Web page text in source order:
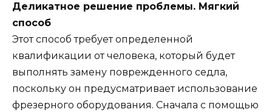
Деликатное решение проблемы. Мягкий
способ
Этот способ требует определенной
квалификации от человека, который будет
выполнять замену поврежденного седла,
поскольку он предусматривает использование
фрезерного оборудования. Сначала с помощью